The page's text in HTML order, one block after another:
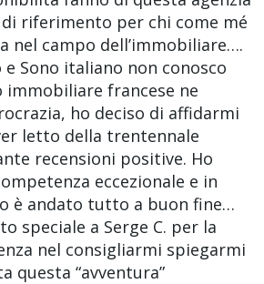
riferimento per chi come mé
nel campo dell’immobiliare….
Sono italiano non conosco
immobiliare francese ne
ho deciso di affidarmi
letto della trentennale
recensioni positive. Ho
eccezionale e in
è andato tutto a buon fine…
speciale a Serge C. per la
nel consigliarmi spiegarmi
questa “avventura”